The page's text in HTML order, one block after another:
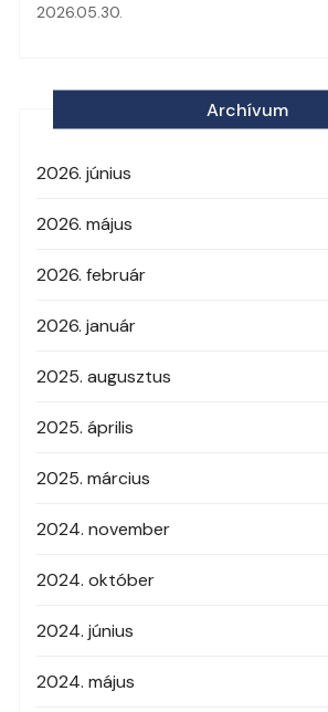
2026.05.30.
Archívum
2026. június
2026. május
2026. február
2026. január
2025. augusztus
2025. április
2025. március
2024. november
2024. október
2024. június
2024. május